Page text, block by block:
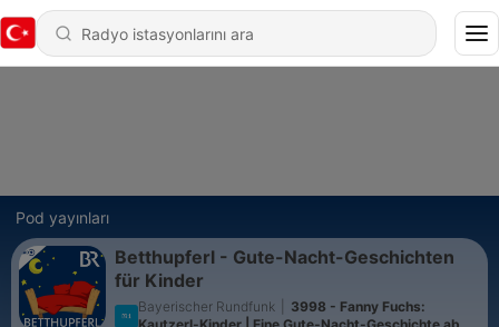
Pod yayınları
Betthupferl - Gute-Nacht-Geschichten
für Kinder
Bayerischer Rundfunk
3998 - Fanny Fuchs: